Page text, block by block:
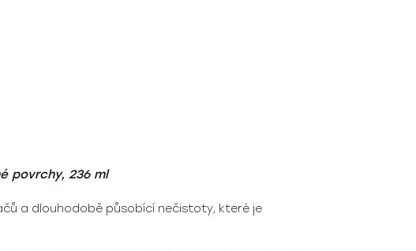
povrchy, 236 ml
a dlouhodobě působící nečistoty, které je